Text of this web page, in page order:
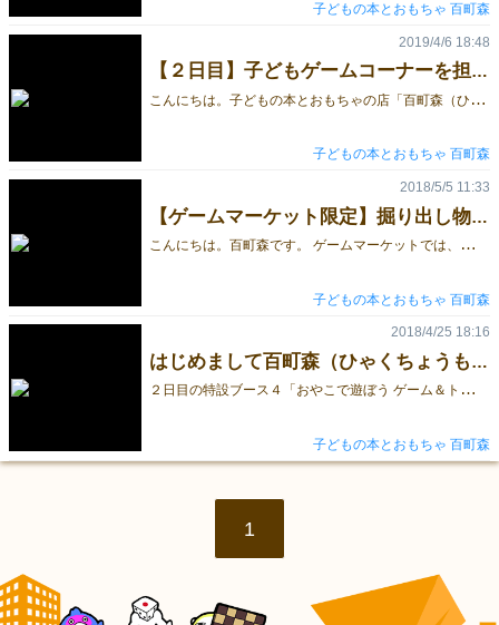
子どもの本とおもちゃ 百町森
【２日目】子どもゲームコーナーを担当します！
こ
んにちは。子どもの本とおもちゃの店「百町森（ひゃくちょうもり）」です。昨年春に続き、今年も２日目の「子どもゲームコーナー」を担当します。 【おもちゃで遊べるコーナー】には、木製レールやままごとキッチン 体験テーブルには、子ども向けゲームをご用意 販売コーナーでは、子ども向けのお薦めゲームを並べます さらに、時間限定イベントとして 特大ロリット カルテット クロキノール の体験を行う予定です。ぜひ、２日目の「子どもゲームコーナー」にお立ち寄りくださいね。
2019/4/6 18:48
子どもの本とおもちゃ 百町森
【ゲームマーケット限定】掘り出し物市
こ
んにちは。百町森です。 ゲームマーケットでは、掘り出し物市と称し、新品のゲームをいくつか特価で販売します。 小さなお子様でもできるものや、大人向けのゲームもありますので、是非足をお運びください！ ※早いもの勝ちです、取り置き等もできません。ご了承ください。
2018/5/5 11:33
子どもの本とおもちゃ 百町森
はじめまして百町森（ひゃくちょうもり）です
２
日目の特設ブース４「おやこで遊ぼう ゲーム＆トイ」を担当する「百町森（ひゃくちょうもり）」です。静岡市で、子どもの本と木のおもちゃを販売して、もうすぐ40年になります。 私たちのブースでは、木のおもちゃと小さい子向けのゲームをご用意してお待ちしております。親子連れ大歓迎ですので、お気軽に寄ってくださいね♪ 百町森のホームページも良かったらご覧ください。
2018/4/25 18:16
子どもの本とおもちゃ 百町森
1